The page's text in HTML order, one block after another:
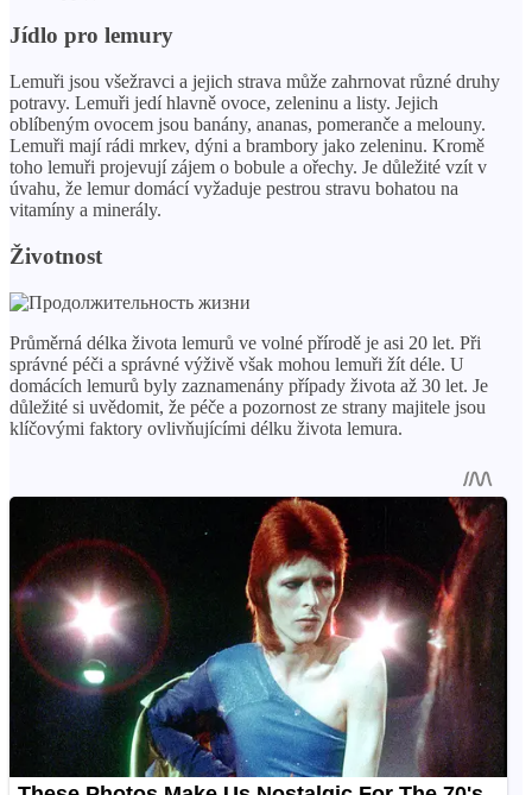
Jídlo pro lemury
Lemuři jsou všežravci a jejich strava může zahrnovat různé druhy
potravy. Lemuři jedí hlavně ovoce, zeleninu a listy. Jejich
oblíbeným ovocem jsou banány, ananas, pomeranče a melouny.
Lemuři mají rádi mrkev, dýni a brambory jako zeleninu. Kromě
toho lemuři projevují zájem o bobule a ořechy. Je důležité vzít v
úvahu, že lemur domácí vyžaduje pestrou stravu bohatou na
vitamíny a minerály.
Životnost
Průměrná délka života lemurů ve volné přírodě je asi 20 let. Při
správné péči a správné výživě však mohou lemuři žít déle. U
domácích lemurů byly zaznamenány případy života až 30 let. Je
důležité si uvědomit, že péče a pozornost ze strany majitele jsou
klíčovými faktory ovlivňujícími délku života lemura.